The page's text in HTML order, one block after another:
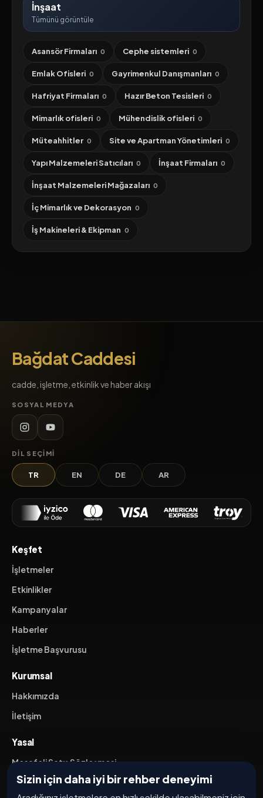
Sizin için daha iyi bir rehber deneyimi
İnşaat
Tümünü görüntüle
Asansör Firmaları 0 Cephe sistemleri 0
Emlak Ofisleri 0 Gayrimenkul Danışmanları 0
Hafriyat Firmaları 0 Hazır Beton Tesisleri 0
Mimarlık ofisleri 0 Mühendislik ofisleri 0
Müteahhitler 0 Site ve Apartman Yönetimleri 0
Yapı Malzemeleri Satıcıları 0 İnşaat Firmaları 0
İnşaat Malzemeleri Mağazaları 0
İç Mimarlık ve Dekorasyon 0
İş Makineleri & Ekipman 0
Bağdat Caddesi
cadde, işletme, etkinlik ve haber akışı
SOSYAL MEDYA
DIL SEÇIMI
TR EN DE AR
Keşfet
İşletmeler
Etkinlikler
Kampanyalar
Haberler
İşletme Başvurusu
Kurumsal
Hakkımızda
İletişim
Yasal
Mesafeli Satış Sözleşmesi
İptal / İade Koşulları